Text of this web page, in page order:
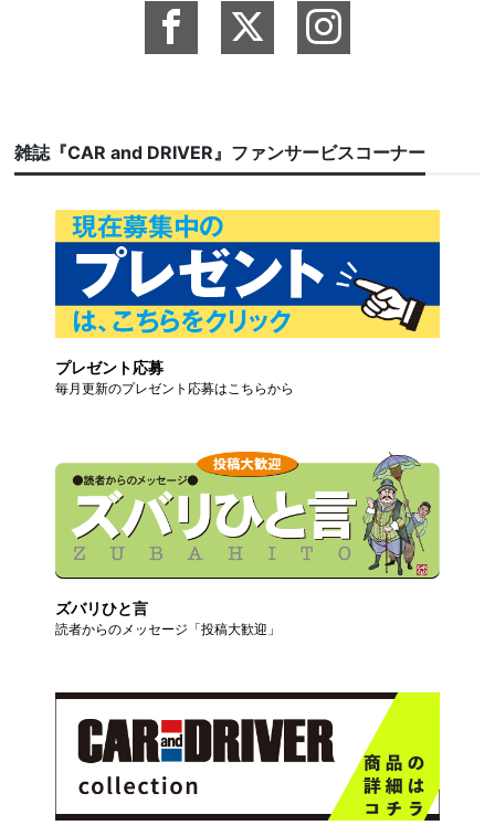
雑誌『CAR and DRIVER』ファンサービスコーナー
プレゼント応募
毎月更新のプレゼント応募はこちらから
ズバリひと言
読者からのメッセージ「投稿大歓迎」